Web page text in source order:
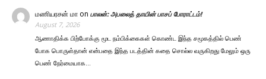
மணியரசன் மா on பாலன்: அபலைத் தாயின் பாசப் போராட்டம்!
August 7, 2026
ஆணாதிக்க பிற்போக்கு மூட நம்பிக்கைகள் கொண்ட இந்த சமூகத்தில் பெண்
போக பொருள்தான் என்பதை இந்த படத்தின் கதை சொல்ல வருகிறது மேலும் ஒரு
பெண் நேர்மையாக…